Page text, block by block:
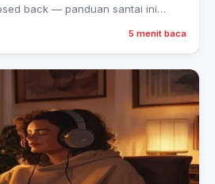
back — panduan santai ini
5 menit baca